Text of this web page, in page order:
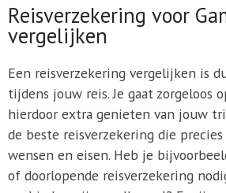
Reisverzekering voor
vergelijken
Een reisverzekering vergelijken is
tijdens jouw reis. Je gaat zorgeloos
hierdoor extra genieten van jouw
de beste reisverzekering die
wensen en eisen. Heb je
of doorlopende reisverzekering